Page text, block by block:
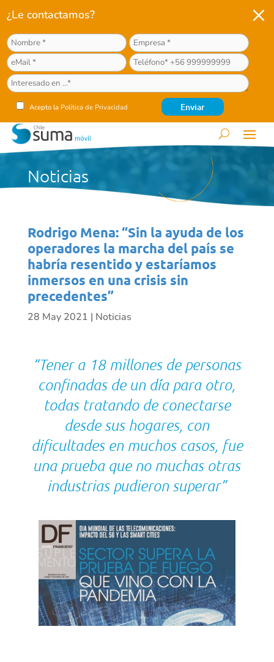
¿Le contactamos?
Acepto la Política de Privacidad
M
Noticias
Rodrigo Mena: “Sin la ayuda de los
operadores la marcha del país se
habría resentido y estaríamos
inmersos en una crisis sin
precedentes”
28 May 2021 | Noticias
“Tener a 18 millones de personas
confinadas de un día para otro,
todas tratando de conectarse
desde sus hogares, con
dificultades en muchos casos, fue
una prueba que no muchas otras
industrias pudieron superar”